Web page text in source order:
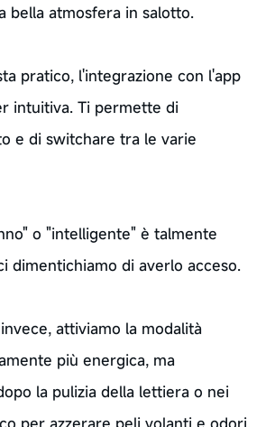
bella atmosfera in salotto.
pratico, l'integrazione con l'app
intuitiva. Ti permette di
e di switchare tra le varie
o "intelligente" è talmente
dimentichiamo di averlo acceso.
attiviamo la modalità
più energica, ma
la pulizia della lettiera o nei
per azzerare peli volanti e odori.